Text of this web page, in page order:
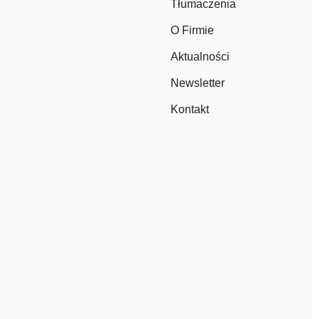
Tłumaczenia
O Firmie
Aktualności
Newsletter
Kontakt